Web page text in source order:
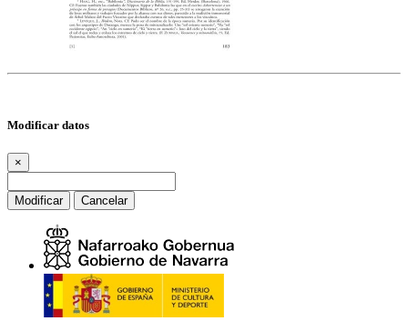
Modificar datos
×
Modificar Cancelar